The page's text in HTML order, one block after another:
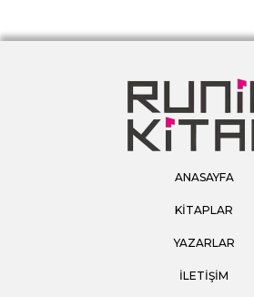
ANASAYFA
KİTAPLAR
YAZARLAR
İLETİŞİM